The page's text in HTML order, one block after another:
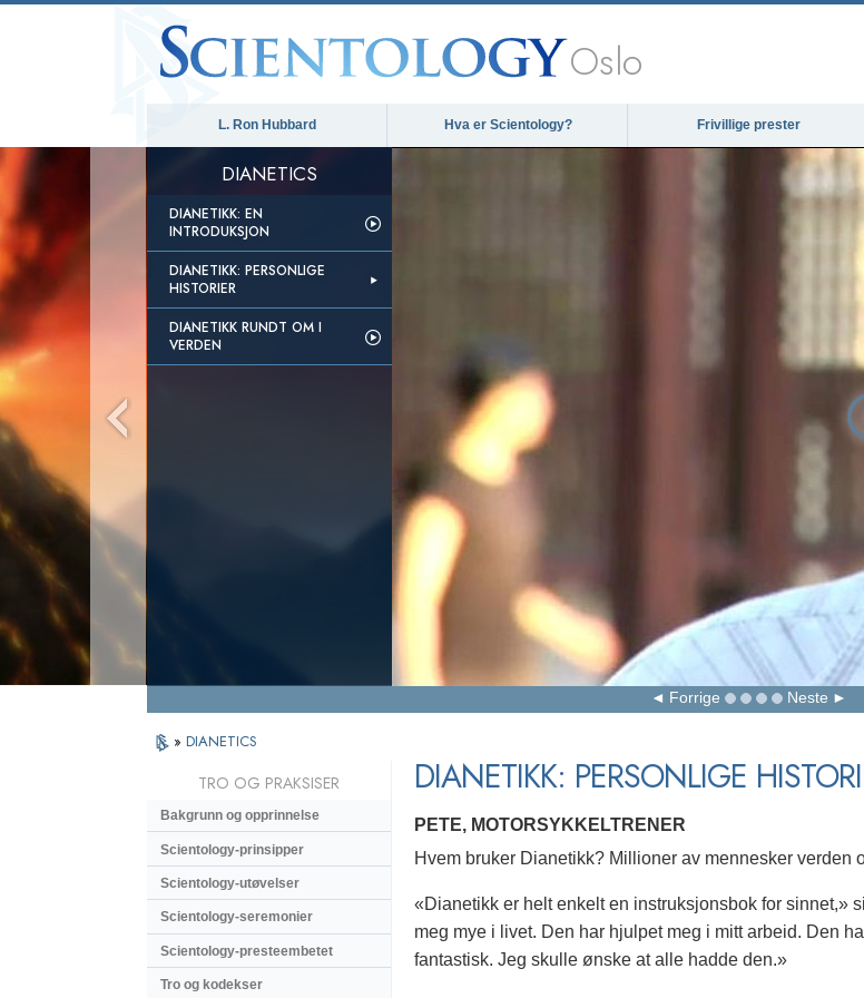
Oslo
L. Ron Hubbard Hva er Scientology? Frivillige prester
DIANETICS
DIANETIKK: EN
INTRODUKSJON
DIANETIKK: PERSONLIGE
HISTORIER
DIANETIKK RUNDT OM I
VERDEN
Forrige Neste
» DIANETICS
DIANETIKK: PERSONLIGE
PETE, MOTORSYKKELTRENER
Hvem bruker Dianetikk? Millioner av mennesker verden
«Dianetikk er helt enkelt en instruksjonsbok for sinnet,»
meg mye i livet. Den har hjulpet meg i mitt arbeid. Den
fantastisk. Jeg skulle ønske at alle hadde den.»
TRO OG PRAKSISER
Bakgrunn og opprinnelse
Scientology-prinsipper
Scientology-utøvelser
Scientology-seremonier
Scientology-presteembetet
Tro og kodekser